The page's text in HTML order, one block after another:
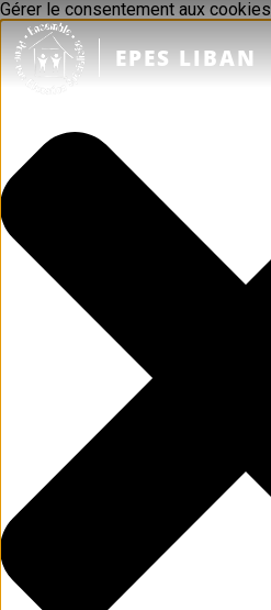
Gérer le consentement aux cookies
EPES LIBAN